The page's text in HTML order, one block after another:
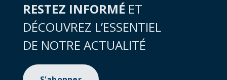
RESTEZ INFORMÉ ET
DÉCOUVREZ L’ESSENTIEL
DE NOTRE ACTUALITÉ